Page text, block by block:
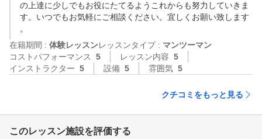
の上達に少しでもお役にたてるようこれからも努力していきま
す。いつでもお気軽にご相談ください。宜しくお願い致します
。
在籍期間 : 体験レッスンレッスンタイプ : マンツーマン
コストパフォーマンス
5 レッスン内容 5
インストラクター 5 設備 5 雰囲気 5
クチコミをもっと見る
このレッスン施設を評価する